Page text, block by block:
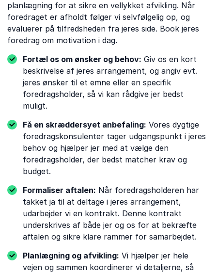
planlægning for at sikre en vellykket afvikling. Når
foredraget er afholdt følger vi selvfølgelig op, og
evaluerer på tilfredsheden fra jeres side. Book jeres
foredrag om motivation i dag.
Fortæl os om ønsker og behov: Giv os en kort
beskrivelse af jeres arrangement, og angiv evt.
jeres ønsker til et emne eller en specifik
foredragsholder, så vi kan rådgive jer bedst
muligt.
Få en skræddersyet anbefaling: Vores dygtige
foredragskonsulenter tager udgangspunkt i jeres
behov og hjælper jer med at vælge den
foredragsholder, der bedst matcher krav og
budget.
Formaliser aftalen: Når foredragsholderen har
takket ja til at deltage i jeres arrangement,
udarbejder vi en kontrakt. Denne kontrakt
underskrives af både jer og os for at bekræfte
aftalen og sikre klare rammer for samarbejdet.
Planlægning og afvikling: Vi hjælper jer hele
vejen og sammen koordinerer vi detaljerne, så